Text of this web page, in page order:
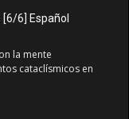
6] Español
la mente
cataclísmicos en